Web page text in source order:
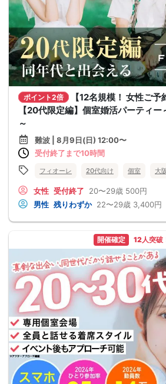
ポイント2倍
【12名規模！ 女性ご予
【20代限定編】個室婚活パーティ
～
難波 | 8月9日(日) 12:00〜
受付終了まで10時間
フィオーレ 20代向け 個室 大
女性 受付終了 20〜29歳 500円
男性 残りわずか 22〜29歳 3,400円
開催確定 12人突破